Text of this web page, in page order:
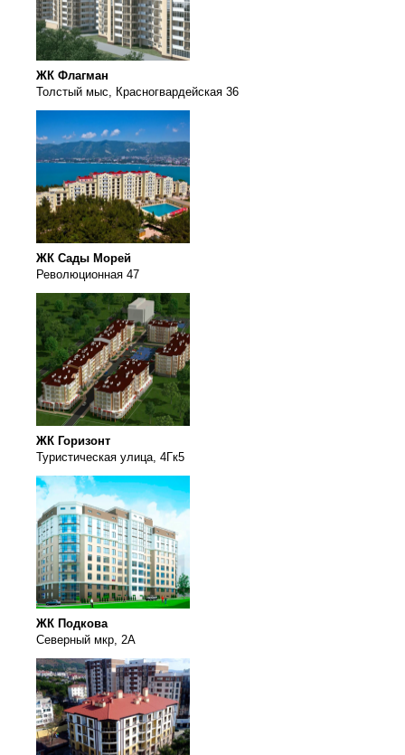
ЖК Флагман
Толстый мыс, Красногвардейская 36
ЖК Сады Морей
Революционная 47
ЖК Горизонт
Туристическая улица, 4Гк5
ЖК Подкова
Северный мкр, 2А